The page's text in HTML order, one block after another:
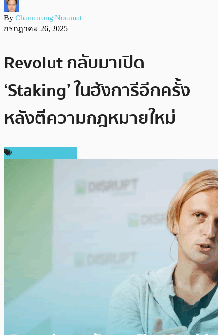
By Channarong Noramat
กรกฎาคม 26, 2025
Revolut กลับมาเปิด
‘Staking’ ในฮังการีอีกครั้ง
หลังตีความกฎหมายใหม่